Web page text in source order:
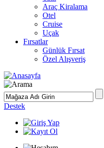
Araç Kiralama
Otel
Cruise
Uçak
Fırsatlar
Günlük Fırsat
Özel Alışveriş
Destek